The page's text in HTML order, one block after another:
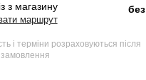
з магазину
маршрут
і терміни розраховуються після